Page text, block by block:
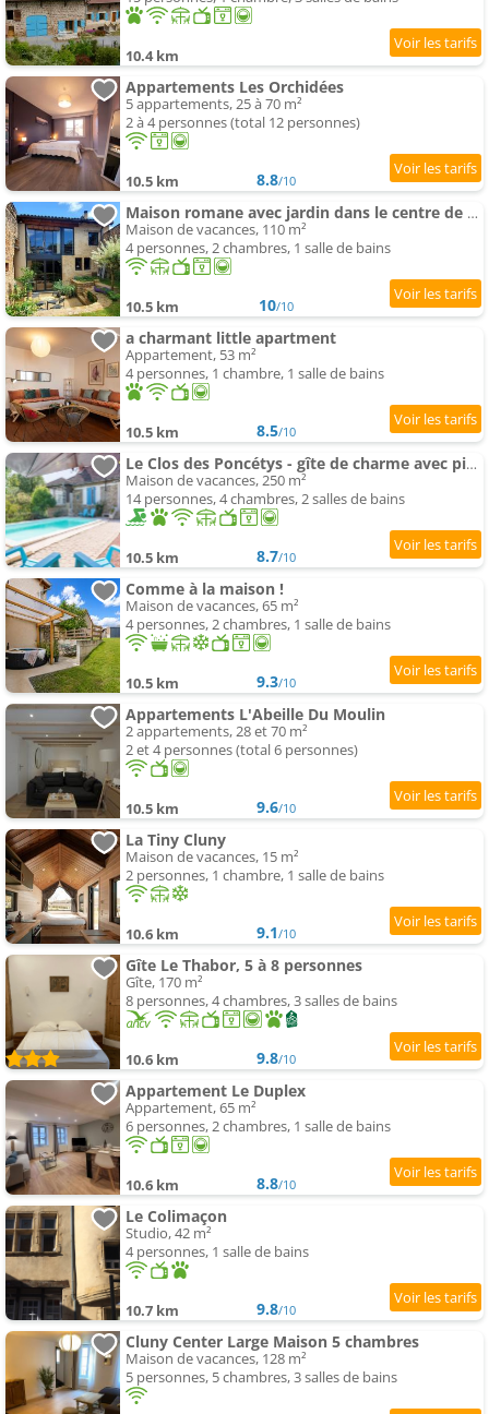
10.4 km
Appartements Les Orchidées
5 appartements, 25 à 70 m²
2 à 4 personnes (total 12 personnes)
10.5 km 8.8/10
Maison romane avec jardin dans le centre de CLUNY
Maison de vacances, 110 m²
4 personnes, 2 chambres, 1 salle de bains
10.5 km 10/10
a charmant little apartment
Appartement, 53 m²
4 personnes, 1 chambre, 1 salle de bains
10.5 km 8.5/10
Le Clos des Poncétys - gîte de charme avec piscine dans les vignes de Bourgogne
Maison de vacances, 250 m²
14 personnes, 4 chambres, 2 salles de bains
10.5 km 8.7/10
Comme à la maison !
Maison de vacances, 65 m²
4 personnes, 2 chambres, 1 salle de bains
10.5 km 9.3/10
Appartements L'Abeille Du Moulin
2 appartements, 28 et 70 m²
2 et 4 personnes (total 6 personnes)
10.5 km 9.6/10
La Tiny Cluny
Maison de vacances, 15 m²
2 personnes, 1 chambre, 1 salle de bains
10.6 km 9.1/10
Gîte Le Thabor, 5 à 8 personnes
Gîte, 170 m²
8 personnes, 4 chambres, 3 salles de bains
10.6 km 9.8/10
Appartement Le Duplex
Appartement, 65 m²
6 personnes, 2 chambres, 1 salle de bains
10.6 km 8.8/10
Le Colimaçon
Studio, 42 m²
4 personnes, 1 salle de bains
10.7 km 9.8/10
Cluny Center Large Maison 5 chambres
Maison de vacances, 128 m²
5 personnes, 5 chambres, 3 salles de bains